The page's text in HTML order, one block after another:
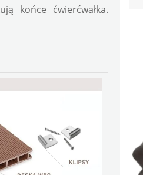
końce ćwierćwałka.